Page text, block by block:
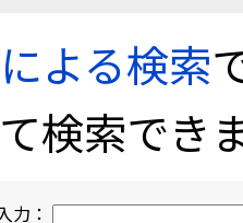
よる検索
検索でき
力：